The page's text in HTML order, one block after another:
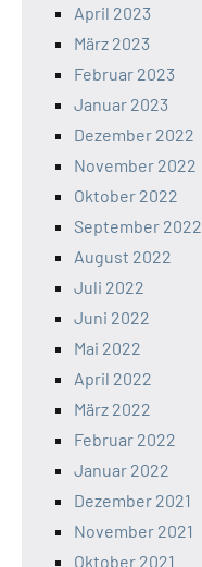
April 2023
März 2023
Februar 2023
Januar 2023
Dezember 2022
November 2022
Oktober 2022
September 2022
August 2022
Juli 2022
Juni 2022
Mai 2022
April 2022
März 2022
Februar 2022
Januar 2022
Dezember 2021
November 2021
Oktober 2021